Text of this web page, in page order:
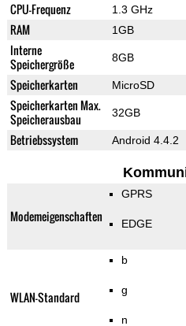
CPU-Frequenz 1.3 GHz
RAM 1GB
Interne
Speichergröße
8GB
Speicherkarten MicroSD
Speicherkarten Max.
Speicherausbau
32GB
Betriebssystem Android 4.4.2
Modemeigenschaften
GPRS
EDGE
WLAN-Standard
b
g
n